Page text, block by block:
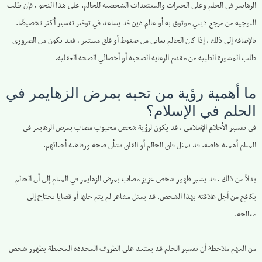
الزهايمر في الحلم وعلى الخبرات والمعتقدات الشخصية للحالم. على هذا النحو ، فإن طلب
التوجيه من مرجع ديني موثوق به أو عالم دين قد يساعد في توفير تفسير أكثر تخصيصًا.
بالإضافة إلى ذلك ، إذا كان الحالم يعاني من ضغوط أو قلق مستمر ، فقد يكون من الضروري
طلب المشورة الطبية من مقدم الرعاية الصحية أو أخصائي الصحة العقلية.
ما أهمية رؤية من تحبه بمرض الزهايمر في
الحلم في الإسلام؟
في تفسير الأحلام الإسلامي ، قد يكون لرؤية شخص محبوب مصاب بمرض الزهايمر في
المنام أهمية خاصة. قد يمثل قلق الحالم أو القلق بشأن صحة ورفاهية أحبائهم.
بدلاً من ذلك ، قد يشير ظهور شخص عزيز مصاب بمرض الزهايمر في المنام إلى أن الحالم
يكافح من أجل علاقته بهذا الشخص. قد يمثل مشاعر لم يتم حلها أو قضايا تحتاج إلى
معالجة.
من المهم ملاحظة أن تفسير الحلم قد يعتمد على الظروف المحددة المحيطة بظهور شخص